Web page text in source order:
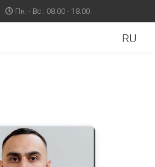
Пн. - Вс.: 08.00 - 18.00
RU